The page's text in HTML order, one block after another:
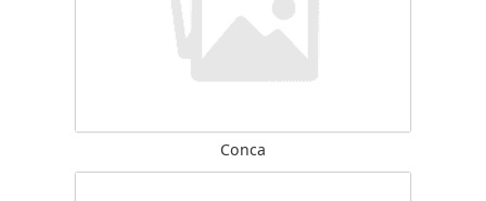
Conca